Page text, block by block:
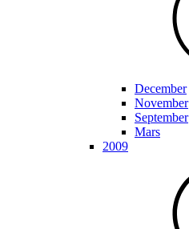
December
November
September
Mars
2009